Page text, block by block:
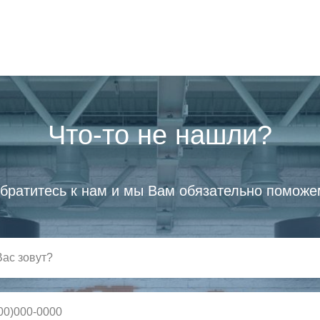
Что-то не нашли?
к нам и мы Вам обязательно